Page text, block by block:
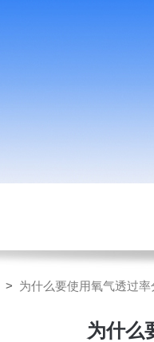
> 为什么要使用氧气透过
为什么